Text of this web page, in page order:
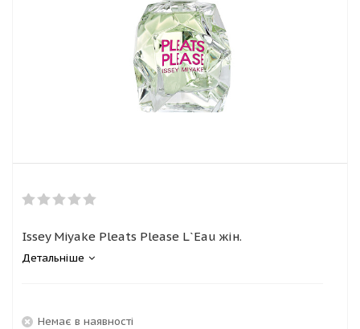
Issey Miyake Pleats Please L`Eau жін.
Детальніше
Немає в наявності